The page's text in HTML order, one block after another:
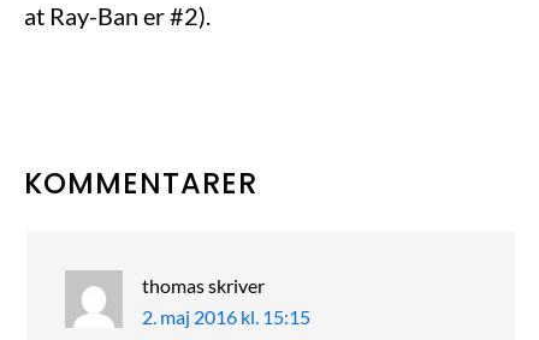
at Ray-Ban er #2).
LÆSERINTERAKTIONER
KOMMENTARER
thomasskriver
2. maj 2016 kl. 15:15